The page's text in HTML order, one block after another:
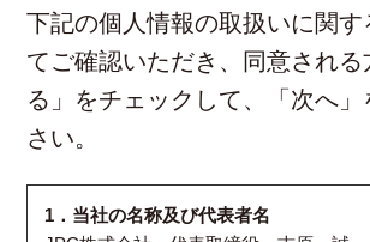
下記の個人情報の取扱いに関す
てご確認いただき、同意される
る」をチェックして、「次へ
さい。
1．当社の名称及び代表者名